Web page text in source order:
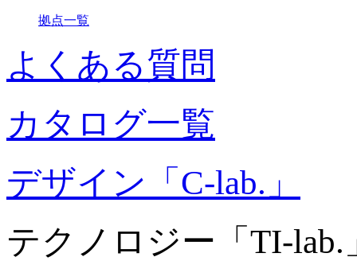
拠点一覧
よくある質問
カタログ一覧
デザイン「C-lab.」
テクノロジー「TI-lab.